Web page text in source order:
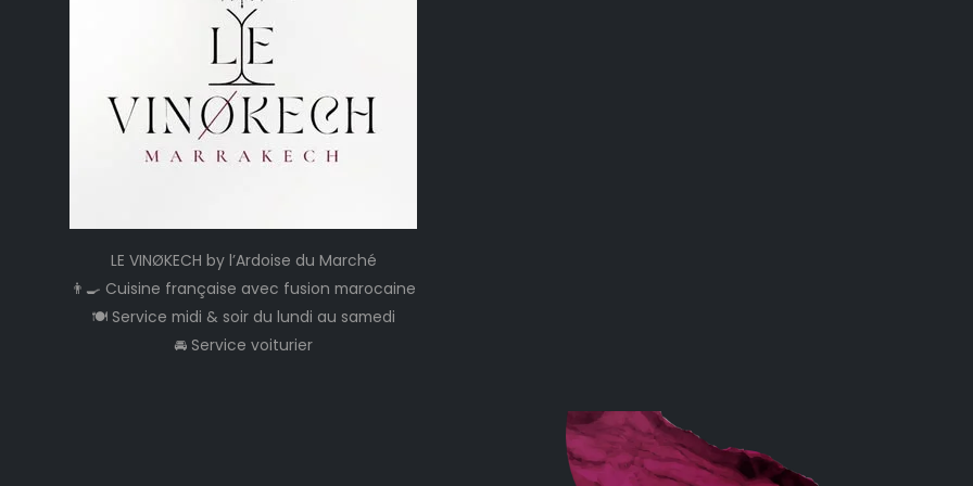
LE VINØKECH by l’Ardoise du Marché
👨‍🍳 Cuisine française avec fusion marocaine
🍽️ Service midi & soir du lundi au samedi
🚘 Service voiturier